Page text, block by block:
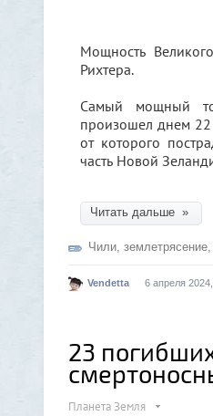
Мощность
Рихтера.
Самый мощный
произошел днем
от которого
часть Новой
Читать дальше »
Чили, землетрясение,
Vendetta 6 апреля
23
Планета Земля